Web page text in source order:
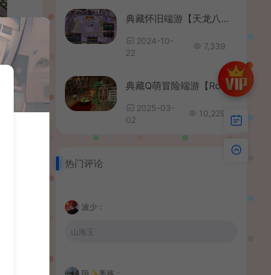
典藏怀旧端游【天龙八部之大河马武道三天机版】最新整理单机一键即玩镜像端+Linux手工端+PC客户端+GM工具+详细搭建教程
2024-10-
22
7,339
典藏Q萌冒险端游【RoseZA星源-精灵密语】最新整理WIN系服务端+PC客户端++GM指令+详细搭建教程
2025-03-
02
10,229
热门评论
波少：
山海玉
陌✨离殇：